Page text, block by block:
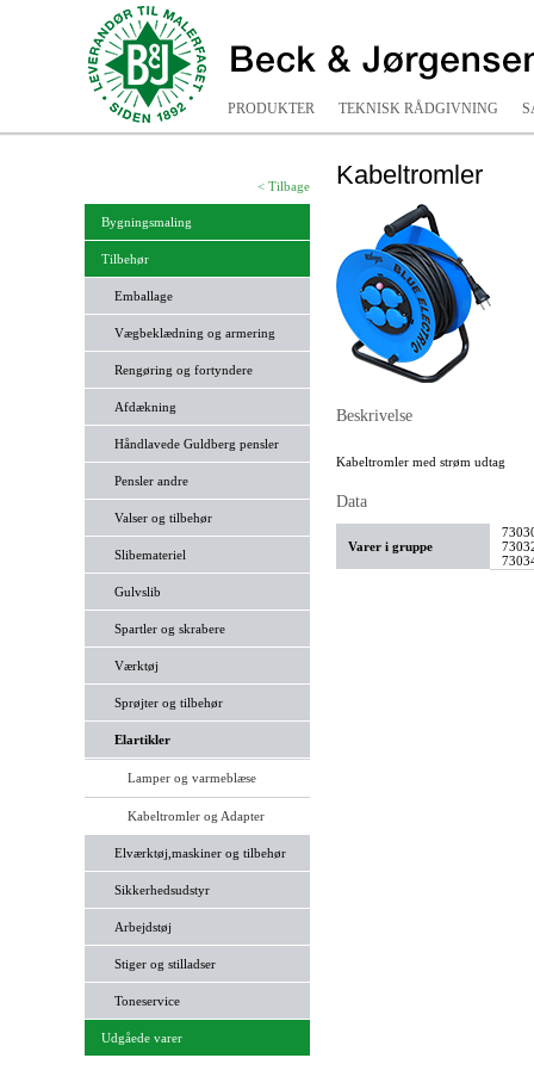
PRODUKTER TEKNISK RÅDGIVNING
Kabeltromler
< Tilbage
Bygningsmaling
Tilbehør
Emballage
Vægbeklædning og armering
Rengøring og fortyndere
Afdækning
Håndlavede Guldberg pensler
Pensler andre
Valser og tilbehør
Slibemateriel
Gulvslib
Spartler og skrabere
Værktøj
Sprøjter og tilbehør
Elartikler
Lamper og varmeblæse
Kabeltromler og Adapter
Elværktøj,maskiner og tilbehør
Sikkerhedsudstyr
Arbejdstøj
Stiger og stilladser
Toneservice
Udgåede varer
Beskrivelse
Kabeltromler med strøm udtag
Data
Varer i gruppe